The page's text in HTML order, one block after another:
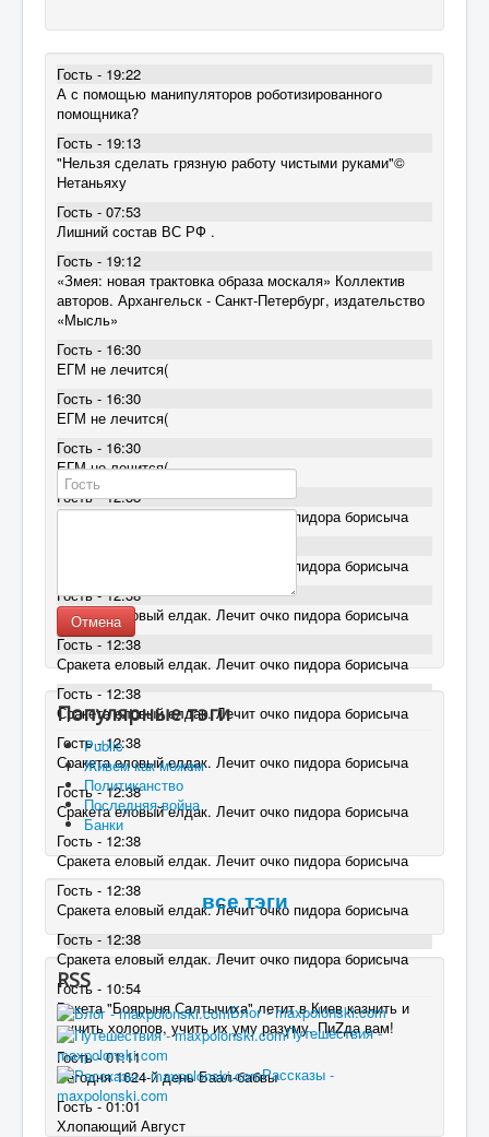
Гость - 19:22
А с помощью манипуляторов роботизированного
помощника?
Гость - 19:13
"Нельзя сделать грязную работу чистыми руками"©
Нетаньяху
Гость - 07:53
Лишний состав ВС РФ .
Гость - 19:12
«Змея: новая трактовка образа москаля» Коллектив
авторов. Архангельск - Санкт-Петербург, издательство
«Мысль»
Гость - 16:30
ЕГМ не лечится(
Гость - 16:30
ЕГМ не лечится(
Гость - 16:30
ЕГМ не лечится(
Гость - 12:38
Сракета еловый елдак. Лечит очко пидора борисыча
Сракета еловый елдак. Лечит очко пидора борисыча
Гость - 12:38
Сракета еловый елдак. Лечит очко пидора борисыча
Гость - 12:38
Сракета еловый елдак. Лечит очко пидора борисыча
Гость - 12:38
Сракета еловый елдак. Лечит очко пидора борисыча
Гость - 12:38
Сракета еловый елдак. Лечит очко пидора борисыча
Гость - 12:38
Сракета еловый елдак. Лечит очко пидора борисыча
Гость - 12:38
Сракета еловый елдак. Лечит очко пидора борисыча
Гость - 12:38
Сракета еловый елдак. Лечит очко пидора борисыча
Гость - 12:38
Сракета еловый елдак. Лечит очко пидора борисыча
Гость - 10:54
Ракета "Боярыня Салтычиха" летит в Киев казнить и
мучить холопов, учить их уму разуму. ПиZда вам!
Гость - 01:11
Сегодня 1624-й день Баал-бабвы
Гость - 01:01
Хлопающий Август
Отмена
Популярные тэги
Public
Живем как можем
Политиканство
Последняя война
Банки
все тэги
RSS
Блог - maxpolonski.com
Путешествия -
maxpolonski.com
Рассказы -
maxpolonski.com